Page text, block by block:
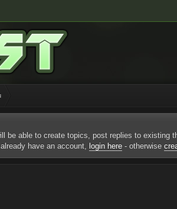
able to create topics, post replies to existing
have an account, login here - otherwise